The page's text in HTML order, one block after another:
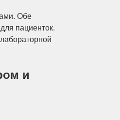
Обе
пациенток.
и